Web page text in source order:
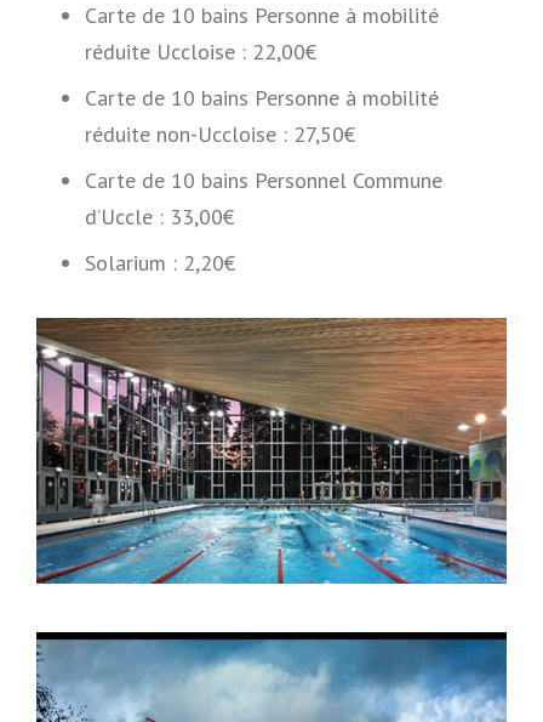
Carte de 10 bains Personne à mobilité
réduite Uccloise : 22,00€
Carte de 10 bains Personne à mobilité
réduite non-Uccloise : 27,50€
Carte de 10 bains Personnel Commune
d’Uccle : 33,00€
Solarium : 2,20€